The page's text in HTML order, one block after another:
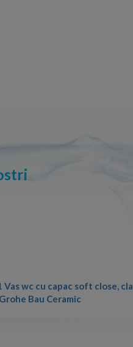
Vas wc cu capac soft close,
Bau Ceramic